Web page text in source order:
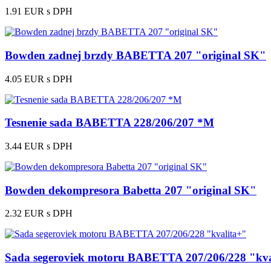
1.91 EUR s DPH
Bowden zadnej brzdy BABETTA 207 "original SK"
4.05 EUR s DPH
Tesnenie sada BABETTA 228/206/207 *M
3.44 EUR s DPH
Bowden dekompresora Babetta 207 "original SK"
2.32 EUR s DPH
Sada segeroviek motoru BABETTA 207/206/228